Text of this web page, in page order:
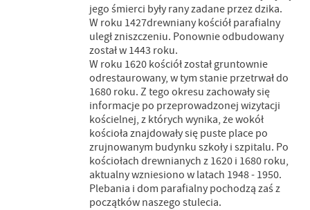
jego śmierci były rany zadane przez dzika.
W roku 1427drewniany kościół parafialny
uległ zniszczeniu. Ponownie odbudowany
został w 1443 roku.
W roku 1620 kościół został gruntownie
odrestaurowany, w tym stanie przetrwał do
1680 roku. Z tego okresu zachowały się
informacje po przeprowadzonej wizytacji
kościelnej, z których wynika, że wokół
kościoła znajdowały się puste place po
zrujnowanym budynku szkoły i szpitalu. Po
kościołach drewnianych z 1620 i 1680 roku,
aktualny wzniesiono w latach 1948 - 1950.
Plebania i dom parafialny pochodzą zaś z
początków naszego stulecia.